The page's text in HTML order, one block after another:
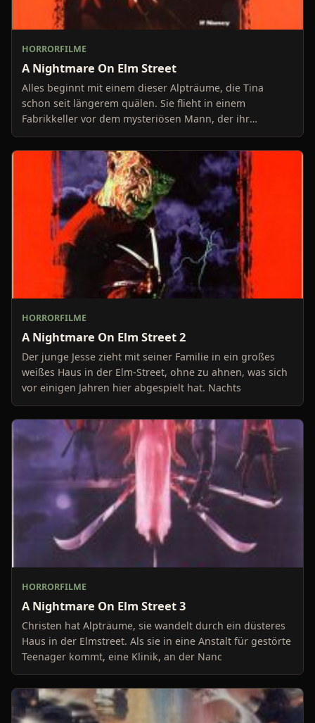
HORRORFILME
A Nightmare On Elm Street
Alles beginnt mit einem dieser Alpträume, die Tina
schon seit längerem quälen. Sie flieht in einem
Fabrikkeller vor dem mysteriösen Mann, der ihr
offensich
HORRORFILME
A Nightmare On Elm Street 2
Der junge Jesse zieht mit seiner Familie in ein großes
weißes Haus in der Elm-Street, ohne zu ahnen, was sich
vor einigen Jahren hier abgespielt hat. Nachts
HORRORFILME
A Nightmare On Elm Street 3
Christen hat Alpträume, sie wandelt durch ein düsteres
Haus in der Elmstreet. Als sie in eine Anstalt für gestörte
Teenager kommt, eine Klinik, an der Nanc